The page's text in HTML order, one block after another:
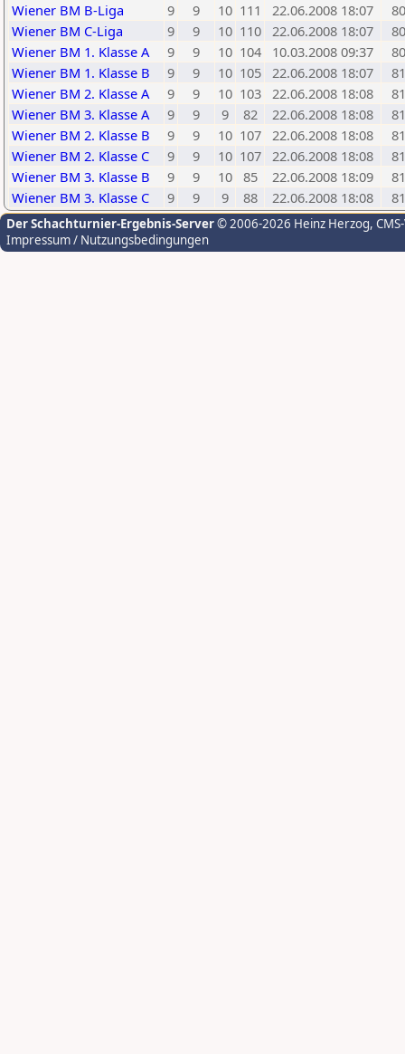
Wiener BM B-Liga
9 9 10 111 22.06.2008 18:07
Wiener BM C-Liga
9 9 10 110 22.06.2008 18:07
Wiener BM 1. Klasse A
9 9 10 104 10.03.2008 09:37
Wiener BM 1. Klasse B
9 9 10 105 22.06.2008 18:07
Wiener BM 2. Klasse A
9 9 10 103 22.06.2008 18:08
Wiener BM 3. Klasse A
9 9 9 82 22.06.2008 18:08
Wiener BM 2. Klasse B
9 9 10 107 22.06.2008 18:08
Wiener BM 2. Klasse C
9 9 10 107 22.06.2008 18:08
Wiener BM 3. Klasse B
9 9 10 85 22.06.2008 18:09
Wiener BM 3. Klasse C
9 9 9 88 22.06.2008 18:08
Der Schachturnier-Ergebnis-Server© 2006-2026 Heinz Herzog,
Impressum / Nutzungsbedingungen